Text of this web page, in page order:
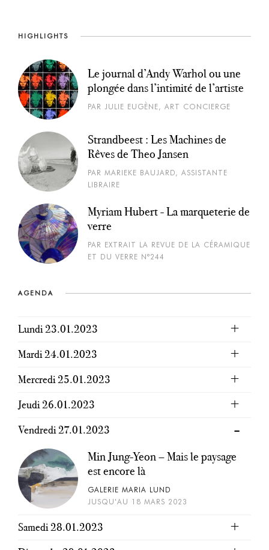
HIGHLIGHTS
Le journal d’Andy Warhol ou une
plongée dans l’intimité de l’artiste
PAR JULIE EUGÈNE, ART CONCIERGE
Strandbeest : Les Machines de
Rêves de Theo Jansen
PAR MARIEKE BAUJARD, ASSISTANTE
LIBRAIRE
Myriam Hubert - La marqueterie de
verre
PAR EXTRAIT LA REVUE DE LA CÉRAMIQUE
ET DU VERRE N°244
AGENDA
Lundi 23.01.2023
Mardi 24.01.2023
Mercredi 25.01.2023
Jeudi 26.01.2023
Vendredi 27.01.2023
Min Jung-Yeon – Mais le paysage
est encore là
GALERIE MARIA LUND
JUSQU'AU 18 MARS 2023
Samedi 28.01.2023